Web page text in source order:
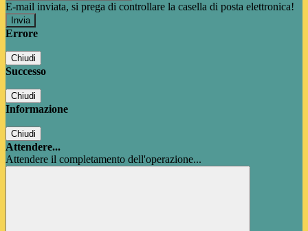
E-mail inviata, si prega di controllare la casella di posta elettronica!
Errore
Chiudi
Successo
Chiudi
Informazione
Chiudi
Attendere...
Attendere il completamento dell'operazione...